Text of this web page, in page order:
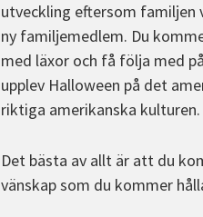
utveckling eftersom familjen
ny familjemedlem. Du
med läxor och få följa med
upplev Halloween på det
riktiga amerikanska kulturen.
Det bästa av allt är att du
vänskap som du kommer